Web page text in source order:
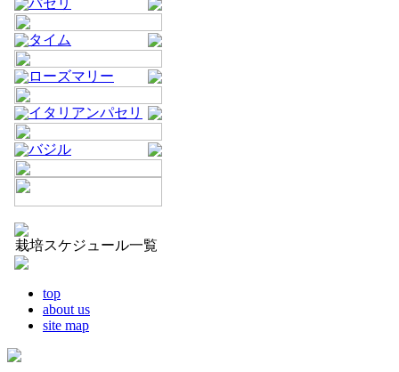
パセリ
タイム
ローズマリー
イタリアンパセリ
バジル
栽培スケジュール一覧
top
about us
site map